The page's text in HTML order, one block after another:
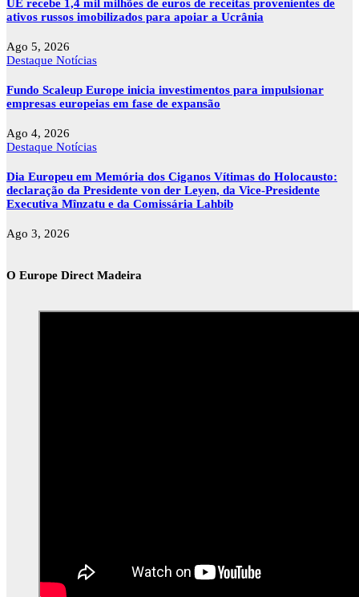
UE recebe 1,4 mil milhões de euros de receitas provenientes de
ativos russos imobilizados para apoiar a Ucrânia
Ago 5, 2026
Destaque Notícias
Fundo Scaleup Europe inicia investimentos para impulsionar
empresas europeias em fase de expansão
Ago 4, 2026
Destaque Notícias
Dia Europeu em Memória dos Ciganos Vítimas do Holocausto:
declaração da Presidente von der Leyen, da Vice-Presidente
Executiva Mînzatu e da Comissária Lahbib
Ago 3, 2026
O Europe Direct Madeira